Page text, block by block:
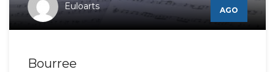
Euloarts AGO
Bourree